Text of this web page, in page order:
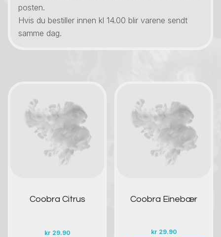
posten.
Hvis du bestiller innen kl 14.00 blir varene sendt
samme dag.
Coobra Citrus
kr 29.90
Kontakt oss
Coobra Einebær
kr 29.90
Kontakt oss